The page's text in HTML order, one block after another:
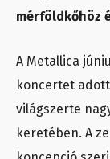
mérföldkőhöz
A Metallica
koncertet
világszerte
keretében. A